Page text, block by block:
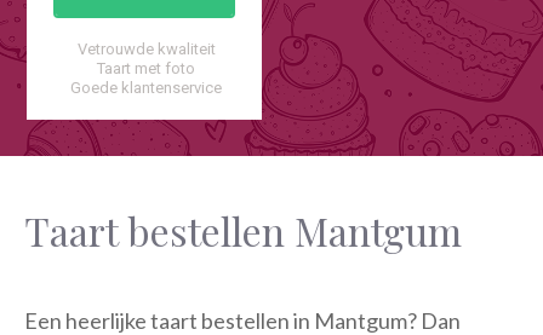
Vetrouwde kwaliteit
Taart met foto
Goede klantenservice
Taart bestellen Mantgum
Een heerlijke taart bestellen in Mantgum? Dan